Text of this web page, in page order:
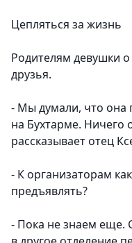
Цепляться за жизнь
Родителям девушки
друзья.
- Мы думали, что она
на Бухтарме. Ничего
рассказывает отец
- К организаторам
предъявлять?
- Пока не знаем еще.